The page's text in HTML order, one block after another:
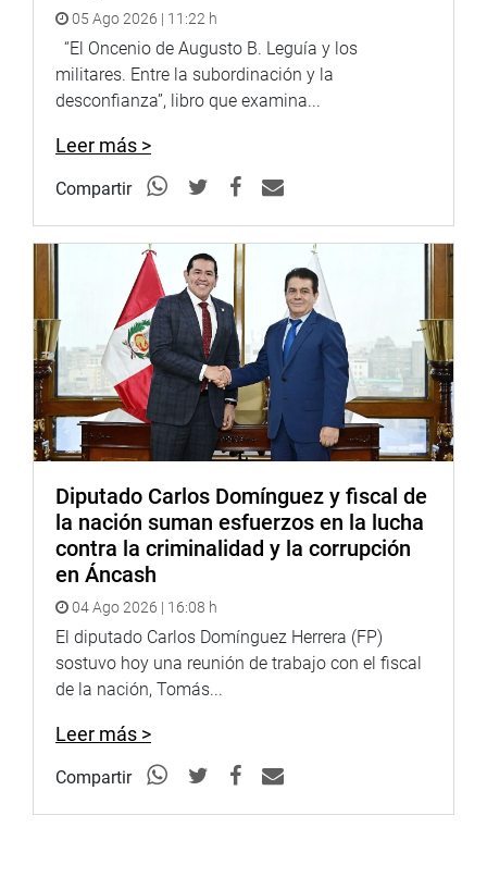
05 Ago 2026 | 11:22 h
“El Oncenio de Augusto B. Leguía y los
militares. Entre la subordinación y la
desconfianza”, libro que examina...
Leer más >
Compartir
Diputado Carlos Domínguez y fiscal de
la nación suman esfuerzos en la lucha
contra la criminalidad y la corrupción
en Áncash
04 Ago 2026 | 16:08 h
El diputado Carlos Domínguez Herrera (FP)
sostuvo hoy una reunión de trabajo con el fiscal
de la nación, Tomás...
Leer más >
Compartir